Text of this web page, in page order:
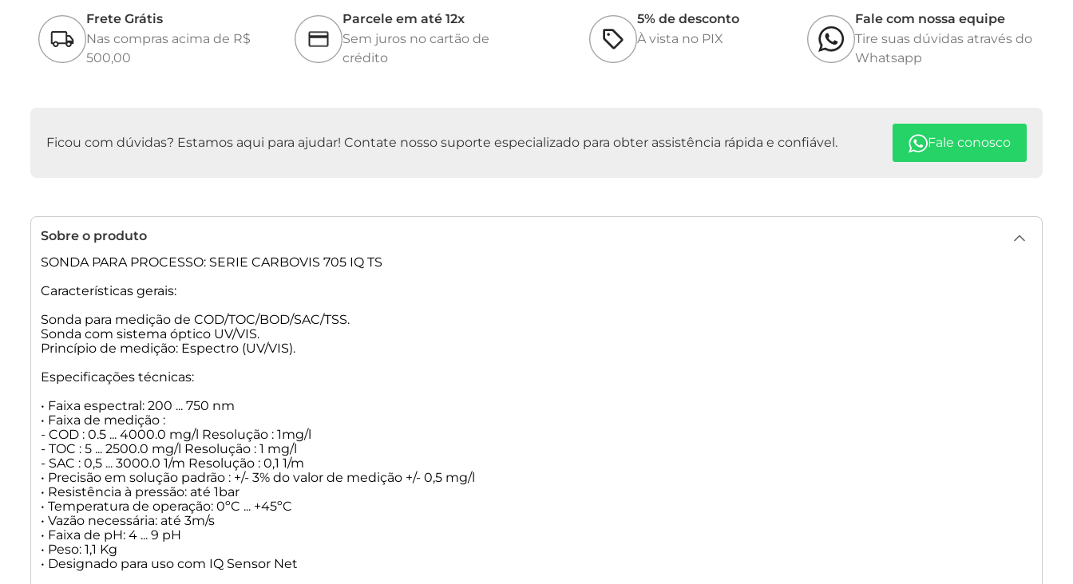
Frete Grátis
Nas compras acima de R$
500,00
Parcele em até 12x
Sem juros no cartão de
crédito
5% de desconto
À vista no PIX
Fale com nossa equipe
Tire suas dúvidas através do
Whatsapp
Ficou com dúvidas? Estamos aqui para ajudar! Contate nosso suporte especializado para obter assistência rápida e confiável. Fale conosco
Sobre o produto
SONDA PARA PROCESSO: SERIE CARBOVIS 705 IQ TS
Características gerais:
Sonda para medição de COD/TOC/BOD/SAC/TSS.
Sonda com sistema óptico UV/VIS.
Princípio de medição: Espectro (UV/VIS).
Especificações técnicas:
• Faixa espectral: 200 ... 750 nm
• Faixa de medição :
- COD : 0.5 ... 4000.0 mg/l Resolução : 1mg/l
- TOC : 5 ... 2500.0 mg/l Resolução : 1 mg/l
- SAC : 0,5 ... 3000.0 1/m Resolução : 0,1 1/m
• Precisão em solução padrão : +/- 3% do valor de medição +/- 0,5 mg/l
• Resistência à pressão: até 1bar
• Temperatura de operação: 0ºC ... +45ºC
• Vazão necessária: até 3m/s
• Faixa de pH: 4 ... 9 pH
• Peso: 1,1 Kg
• Designado para uso com IQ Sensor Net